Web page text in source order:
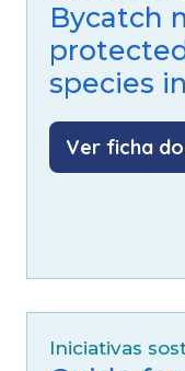
Bycatch
species
Ver ficha
Iniciativas